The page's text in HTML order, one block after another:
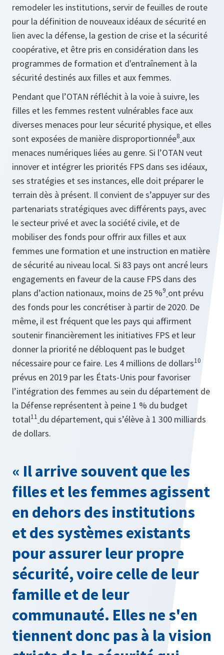
remodeler les institutions, servir de feuilles de route
pour la définition de nouveaux idéaux de sécurité en
lien avec la défense, la gestion de crise et la sécurité
coopérative, et être pris en considération dans les
programmes de formation et d'entraînement à la
sécurité destinés aux filles et aux femmes.
Pendant que l’OTAN réfléchit à la voie à suivre, les
filles et les femmes restent vulnérables face aux
diverses menaces pour leur sécurité physique, et elles
sont exposées de manière disproportionnée8 aux
menaces numériques liées au genre. Si l’OTAN veut
innover et intégrer les priorités FPS dans ses idéaux,
ses stratégies et ses instances, elle doit préparer le
terrain dès à présent. Il convient de s’appuyer sur des
partenariats stratégiques avec différents pays, avec
le secteur privé et avec la société civile, et de
mobiliser des fonds pour offrir aux filles et aux
femmes une formation et une instruction en matière
de sécurité au niveau local. Si 83 pays ont ancré leurs
engagements en faveur de la cause FPS dans des
plans d’action nationaux, moins de 25 %9 ont prévu
des fonds pour les concrétiser à partir de 2020. De
même, il est fréquent que les pays qui affirment
soutenir financièrement les initiatives FPS et leur
donner la priorité ne débloquent pas le budget
nécessaire pour ce faire. Les 4 millions de dollars10
prévus en 2019 par les États-Unis pour favoriser
l’intégration des femmes au sein du département de
la Défense représentent à peine 1 % du budget
total11 du département, qui s’élève à 1 300 milliards
de dollars.
« Il arrive souvent que les
filles et les femmes agissent
en dehors des institutions
et des systèmes existants
pour assurer leur propre
sécurité, voire celle de leur
famille et de leur
communauté. Elles ne s'en
tiennent donc pas à la vision